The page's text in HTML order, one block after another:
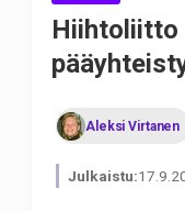
Hiihtoliitto
Aleksi Virtanen
Julkaistu: